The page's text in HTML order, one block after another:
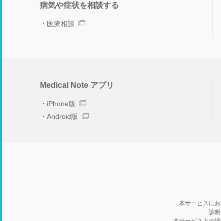
病気や症状を相談する
医療相談
Medical Note アプリ
iPhone版
Android版
本サービスに
診